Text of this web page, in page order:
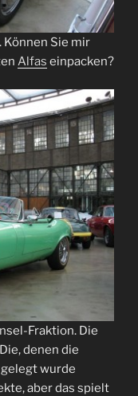
Können Sie mir
Alfas einpacken?
Fraktion. Die
denen die
wurde
aber das spielt